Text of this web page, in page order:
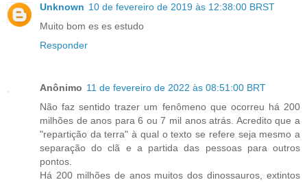
Unknown 10 de fevereiro de 2019 às 12:38:00 BRST
Muito bom es es estudo
Responder
Anônimo 11 de fevereiro de 2022 às 08:51:00 BRT
Não faz sentido trazer um fenômeno que ocorreu há 200
milhões de anos para 6 ou 7 mil anos atrás. Acredito que a
"repartição da terra" à qual o texto se refere seja mesmo a
separação do clã e a partida das pessoas para outros
pontos.
Há 200 milhões de anos muitos dos dinossauros, extintos